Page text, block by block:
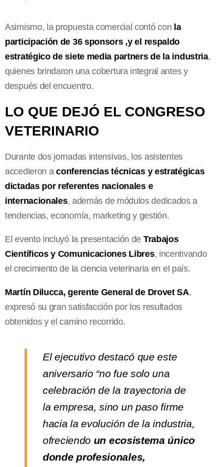
Asimismo, la propuesta comercial contó con la
participación de 36 sponsors ,y el respaldo
estratégico de siete media partners de la industria,
quienes brindaron una cobertura integral antes y
después del encuentro.
LO QUE DEJÓ EL CONGRESO
VETERINARIO
Durante dos jornadas intensivas, los asistentes
accedieron aconferencias técnicas y estratégicas
dictadas por referentes nacionales e
internacionales, además de módulos dedicados a
tendencias, economía, marketing y gestión.
El evento incluyó la presentación de Trabajos
Científicos y Comunicaciones Libres, incentivando
el crecimiento de la ciencia veterinaria en el país.
Martín Dilucca, gerente General de Drovet SA,
expresó su gran satisfacción por los resultados
obtenidos y el camino recorrido.
El ejecutivo destacó que este
aniversario “no fue solo una
celebración de la trayectoria de
la empresa, sino un paso firme
hacia la evolución de la industria,
ofreciendo un ecosistema único
donde profesionales,